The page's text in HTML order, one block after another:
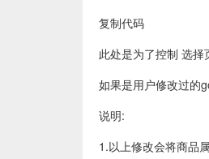
复制代码
此处是为了控制 选
如果是用户修改过的
说明:
1.以上修改会将商品